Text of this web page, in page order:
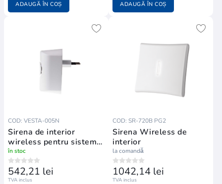
ADAUGĂ ÎN COȘ ADAUGĂ ÎN COȘ
COD: VESTA-005N
Sirena de interior
wireless pentru sisteme
VESTA
în stoc
542,21 lei
TVA inclus
COD: SR-720B PG2
Sirena Wireless de
interior
la comandă
1042,14 lei
TVA inclus